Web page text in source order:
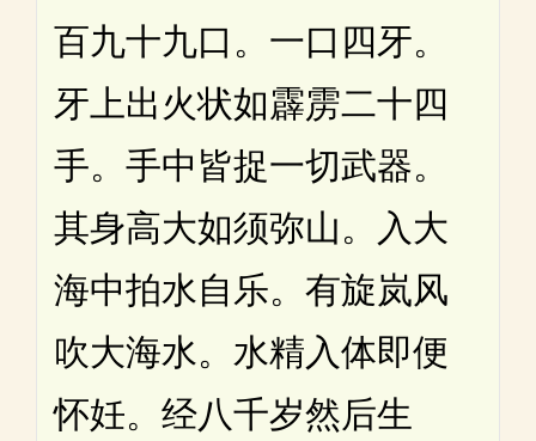
百九十九口。一口四牙。
牙上出火状如霹雳二十四
手。手中皆捉一切武器。
其身高大如须弥山。入大
海中拍水自乐。有旋岚风
吹大海水。水精入体即便
怀妊。经八千岁然后生